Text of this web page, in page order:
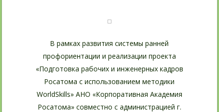
В рамках развития системы ранней
профориентации и реализации проекта
«Подготовка рабочих и инженерных кадров
Росатома с использованием методики
WorldSkills» АНО «Корпоративная Академия
Росатома» совместно с администрацией г.